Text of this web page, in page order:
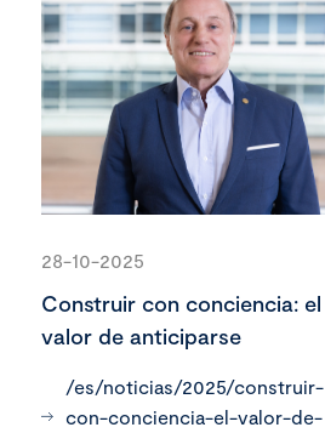
28-10-2025
Construir con conciencia: el
valor de anticiparse
/es/noticias/2025/construir-
con-conciencia-el-valor-de-